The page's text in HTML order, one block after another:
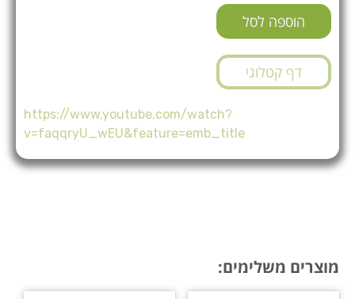
הוספה לסל
דף קטלוגי
https://www.youtube.com/watch?
v=faqqryU_wEU&feature=emb_title
מוצרים משלימים: